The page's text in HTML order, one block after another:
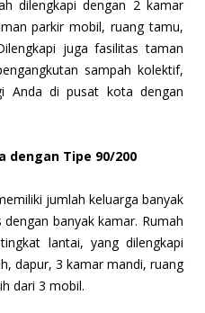
dilengkapi dengan 2 kamar
parkir mobil, ruang tamu,
juga fasilitas taman
sampah kolektif,
Anda di pusat kota dengan
dengan Tipe 90/200
jumlah keluarga banyak
banyak kamar. Rumah
lantai, yang dilengkapi
dapur, 3 kamar mandi, ruang
dari 3 mobil.